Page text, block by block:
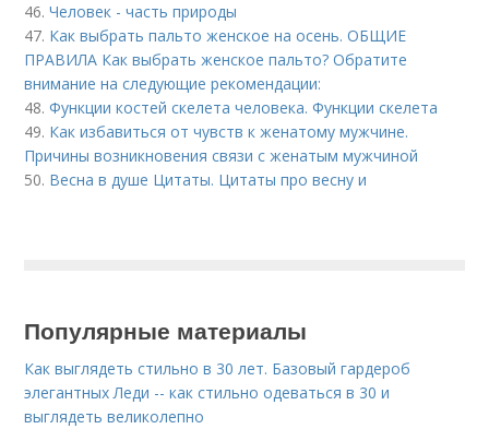
46.Человек - часть природы
47. Как выбрать пальто женское на осень. ОБЩИЕ
ПРАВИЛА Как выбрать женское пальто? Обратите
внимание на следующие рекомендации:
48.Функции костей скелета человека. Функции скелета
49. Как избавиться от чувств к женатому мужчине.
Причины возникновения связи с женатым мужчиной
50. Весна в душе Цитаты. Цитаты про весну и
Популярные материалы
Как выглядеть стильно в 30 лет. Базовый гардероб
элегантных Леди -- как стильно одеваться в 30 и
выглядеть великолепно